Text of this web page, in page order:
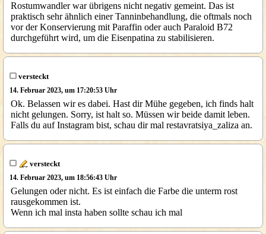
Rostumwandler war übrigens nicht negativ gemeint. Das ist
praktisch sehr ähnlich einer Tanninbehandlung, die oftmals noch
vor der Konservierung mit Paraffin oder auch Paraloid B72
durchgeführt wird, um die Eisenpatina zu stabilisieren.
versteckt
14. Februar 2023, um 17:20:53 Uhr
Ok. Belassen wir es dabei. Hast dir Mühe gegeben, ich finds halt
nicht gelungen. Sorry, ist halt so. Müssen wir beide damit leben.
Falls du auf Instagram bist, schau dir mal restavratsiya_zaliza an.
versteckt
14. Februar 2023, um 18:56:43 Uhr
Gelungen oder nicht. Es ist einfach die Farbe die unterm rost
rausgekommen ist.
Wenn ich mal insta haben sollte schau ich mal